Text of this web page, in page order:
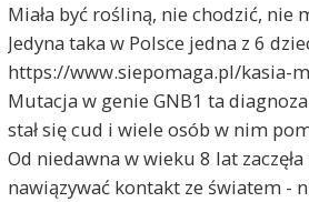
Miała być rośliną, nie chodzić, nie
Jedyna taka w Polsce jedna z 6
https://www.siepomaga.pl/kasia-
Mutacja w genie GNB1 ta
stał się cud i wiele osób w nim
Od niedawna w wieku 8 lat
nawiązywać kontakt ze światem -